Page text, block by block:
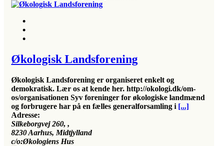
Økologisk Landsforening
Økologisk Landsforening er organiseret enkelt og
demokratisk. Lær os at kende her. http://okologi.dk/om-
os/organisationen Syv foreninger for økologiske landmænd
og forbrugere har på en fælles generalforsamling i [...]
Adresse:
Silkeborgvej 260, ,
8230Aarhus, Midtjylland
c/o:Økologiens Hus